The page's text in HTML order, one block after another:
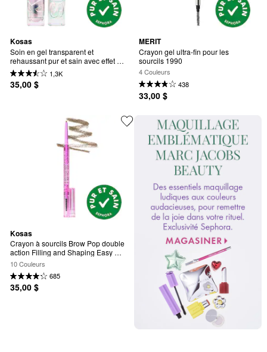
Kosas
Soin en gel transparent et
rehaussant pur et sain avec effet
laminé pour sourcils Air Brow
1,3K
35,00 $
MERIT
Crayon gel ultra-fin pour les
sourcils 1990
4 Couleurs
438
33,00 $
Kosas
Crayon à sourcils Brow Pop double
action Filling and Shaping Easy
Eyebrow
10 Couleurs
685
35,00 $